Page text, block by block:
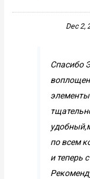
Dec 2,
Спасибо
по всем
и теперь